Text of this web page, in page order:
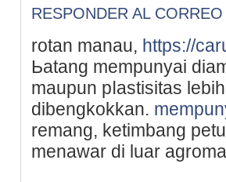
RESPONDER AL
rotan manau, https://
Ьatang mempunyai
maupun pⅼastisitas
dibengkokkan.
remang, ketimbang
menawar di luar